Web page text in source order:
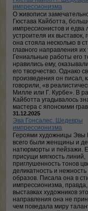
импрессионизма
О живописи
Гюстава Кайботта,
импрессионистов и едва
устроителя их выставок,
она стояла несколько в
главного направления их
Гениальные работы его
нравились ему,
его творчество. Однако
произведения он писал,
говорили, «в
Милле или Г. Курбе». В
Кайботта угадывалось
мастера с японскими
31.12.2025
Эва Гонсалес. Шедевры
импрессионизма
Героями художницы Эвы
всего были женщины и
натюрморты и пейзажи.
присущи мягкость линий,
приглушенность тонов
деликатность и
образов. Писала она в
импрессионизма, правда,
выставках художников
направления она не
чем поведала миру